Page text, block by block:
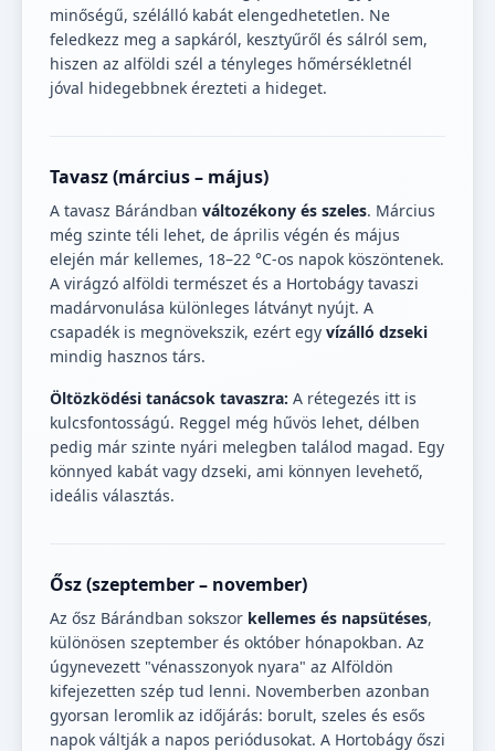
minőségű, szélálló kabát elengedhetetlen. Ne
feledkezz meg a sapkáról, kesztyűről és sálról sem,
hiszen az alföldi szél a tényleges hőmérsékletnél
jóval hidegebbnek érezteti a hideget.
Tavasz (március – május)
A tavasz Bárándban változékony és szeles. Március
még szinte téli lehet, de április végén és május
elején már kellemes, 18–22 °C-os napok köszöntenek.
A virágzó alföldi természet és a Hortobágy tavaszi
madárvonulása különleges látványt nyújt. A
csapadék is megnövekszik, ezért egy vízálló dzseki
mindig hasznos társ.
Öltözködési tanácsok tavaszra: A rétegezés itt is
kulcsfontosságú. Reggel még hűvös lehet, délben
pedig már szinte nyári melegben találod magad. Egy
könnyed kabát vagy dzseki, ami könnyen levehető,
ideális választás.
Ősz (szeptember – november)
Az ősz Bárándban sokszor kellemes és napsütéses,
különösen szeptember és október hónapokban. Az
úgynevezett "vénasszonyok nyara" az Alföldön
kifejezetten szép tud lenni. Novemberben azonban
gyorsan leromlik az időjárás: borult, szeles és esős
napok váltják a napos periódusokat. A Hortobágy őszi